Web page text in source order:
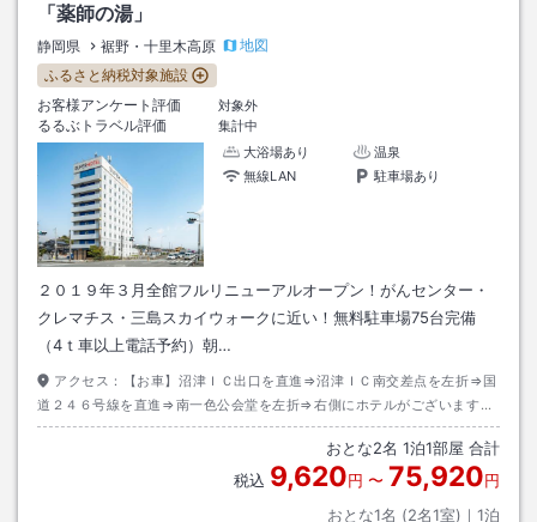
「薬師の湯」
静岡県 裾野・十里木高原
地図
ふるさと納税対象施設
お客様アンケート評価
対象外
るるぶトラベル評価
集計中
大浴場あり
温泉
無線LAN
駐車場あり
２０１９年３月全館フルリニューアルオープン！がんセンター・
クレマチス・三島スカイウォークに近い！無料駐車場75台完備
（4ｔ車以上電話予約）朝…
アクセス：
【お車】沼津ＩＣ出口を直進⇒沼津ＩＣ南交差点を左折⇒国
道２４６号線を直進⇒南一色公会堂を左折⇒右側にホテルがございます。
【電車】ＪＲ長泉なめり駅下車。タクシー約３分、徒歩約１２分。
おとな2名 1泊1部屋 合計
税込 9,620円 〜 75,920円
おとな1名 (2名1室)｜ 1泊